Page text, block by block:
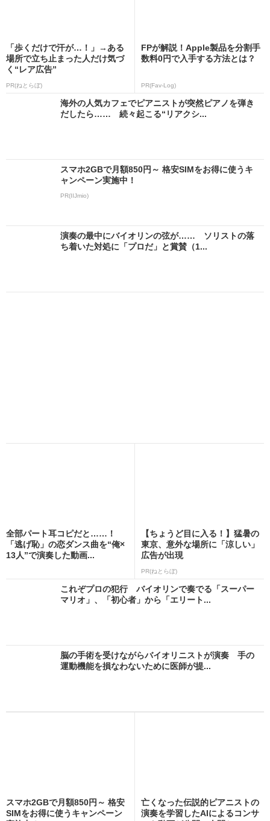
「歩くだけで汗が…！」→ある
場所で立ち止まった人だけ気づ
く“レア広告”
PR(ねとらぼ)
FPが解説！Apple製品を分割手
数料0円で入手する方法とは？
PR(Fav-Log)
海外の人気カフェでピアニストが突然ピアノを弾き
だしたら…… 続々起こる“リアクシ...
スマホ2GBで月額850円～ 格安SIMをお得に使うキ
ャンペーン実施中！
PR(IIJmio)
演奏の最中にバイオリンの弦が…… ソリストの落
ち着いた対処に「プロだ」と賞賛（1...
全部パート耳コピだと……！
「逃げ恥」の恋ダンス曲を“俺×
13人”で演奏した動画...
【ちょうど目に入る！】猛暑の
東京、意外な場所に「涼しい」
広告が出現
PR(ねとらぼ)
これぞプロの犯行 バイオリンで奏でる「スーパー
マリオ」、「初心者」から「エリート...
脳の手術を受けながらバイオリニストが演奏 手の
運動機能を損なわないために医師が提...
スマホ2GBで月額850円～ 格安
SIMをお得に使うキャンペーン
亡くなった伝説的ピアニストの
演奏を学習したAIによるコンサ